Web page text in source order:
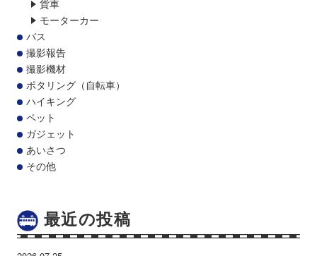
貨車
モーターカー
バス
撮影報告
撮影機材
ポタリング（自転車）
ハイキング
ペット
ガジェット
あいさつ
その他
最近の投稿